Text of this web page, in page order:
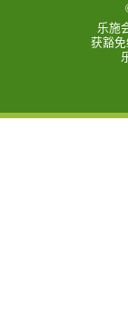
乐施
获豁